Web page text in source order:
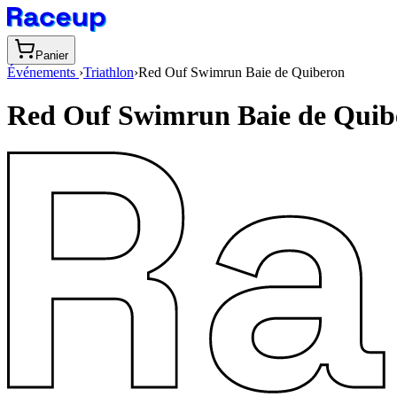
Panier
Événements ›Triathlon›Red Ouf Swimrun Baie de Quiberon
Red Ouf Swimrun Baie de